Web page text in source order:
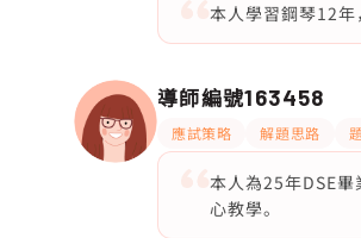
本人學習鋼琴12
導師編號163458
應試策略 解題思路
本人為25年DSE
心教學。